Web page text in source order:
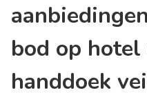
bod op
handdoek